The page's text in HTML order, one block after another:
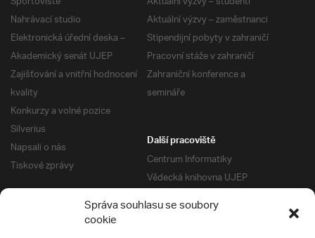
Správa souhlasu se soubory
cookie
Nahrávací studio
Elektronická úřední deska –
Akademický senát UJEP
Zajišťování a vnitřní hodnocení
kvality
Konkurzy a volné pozice
Silverius
Napsali o nás
Tiskové zprávy
Aktuální výzvy – zaměstnanci
Stipendijní pobyty v zahraničí
Pracovní stáže v zahraničí
Zahraniční konference a
semináře
Další pracoviště
Centrum Informatiky
Vědecká knihovna UJEP
Správa kolejí a menz
Univerzitní centrum podpory